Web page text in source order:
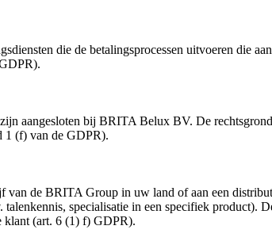
die de betalingsprocessen uitvoeren die
aangesloten bij BRITA Belux BV. De
1 (f) van de GDPR).
de BRITA Group in uw land of aan een
specialisatie in een specifiek product).
klant (art. 6 (1) f) GDPR).